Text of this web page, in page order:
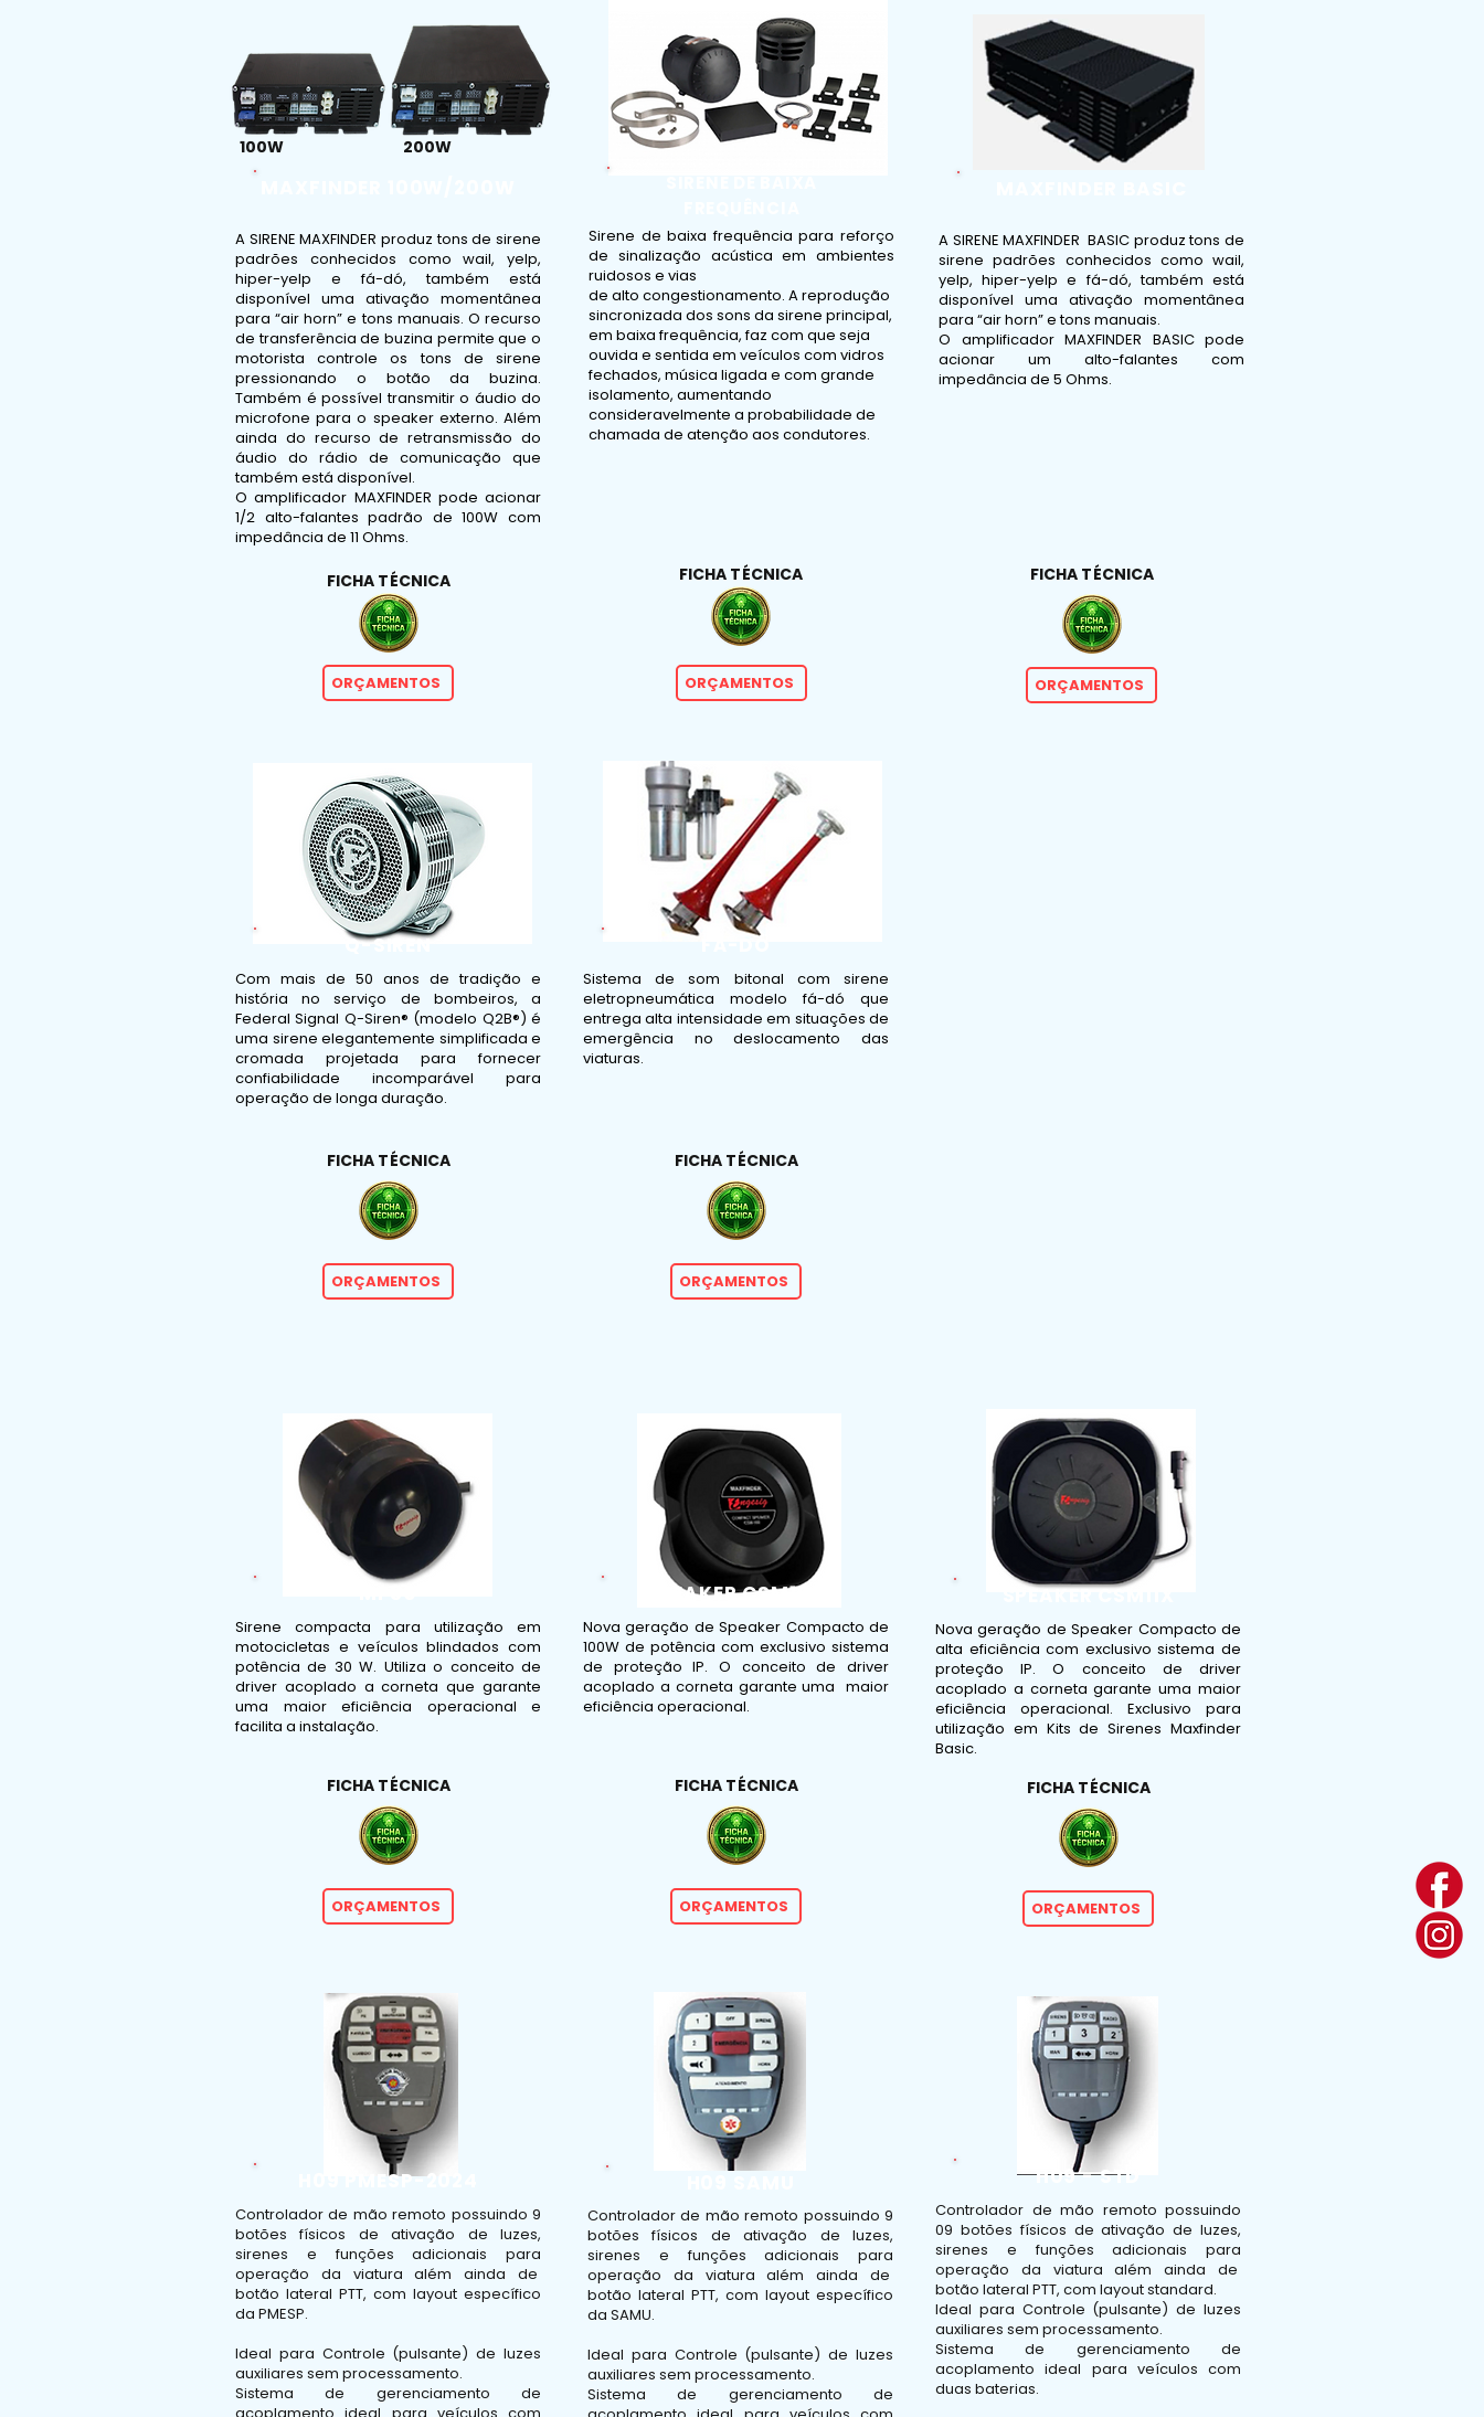
A SIRENE MAXFINDER produz tons de sirene
padrões conhecidos como wail, yelp,
hiper-yelp e fá-dó, também está
disponível uma ativação momentânea
para “air horn” e tons manuais. O recurso
de transferência de buzina permite que o
motorista controle os tons de sirene
pressionando o botão da buzina.
Também é possível transmitir o áudio do
microfone para o speaker externo. Além
ainda do recurso de retransmissão do
áudio do rádio de comunicação que
também está disponível.
O amplificador MAXFINDER pode acionar
1/2 alto-falantes padrão de 100W com
impedância de 11 Ohms.
100W 200W
FICHA TÉCNICA
ORÇAMENTOS
Com mais de 50 anos de tradição e
história no serviço de bombeiros, a
Federal Signal Q-Siren® (modelo Q2B®) é
uma sirene elegantemente simplificada e
cromada projetada para fornecer
confiabilidade incomparável para
operação de longa duração.
FICHA TÉCNICA
ORÇAMENTOS
Q-SIREN
Sirene compacta para utilização em
motocicletas e veículos blindados com
potência de 30 W. Utiliza o conceito de
driver acoplado a corneta que garante
uma maior eficiência operacional e
facilita a instalação.
FICHA TÉCNICA
ORÇAMENTOS
Controlador de mão remoto possuindo 9
botões físicos de ativação de luzes,
sirenes e funções adicionais para
operação da viatura além ainda de
botão lateral PTT, com layout específico
da PMESP.
Ideal para Controle (pulsante) de luzes
auxiliares sem processamento.
Sistema de gerenciamento de
H09 PMESP-2024
Sirene de baixa frequência para reforço
de sinalização acústica em ambientes
ruidosos e vias
de alto congestionamento. A reprodução
sincronizada dos sons da sirene principal,
em baixa frequência, faz com que seja
ouvida e sentida em veículos com vidros
fechados, música ligada e com grande
isolamento, aumentando
consideravelmente a probabilidade de
chamada de atenção aos condutores.
FICHA TÉCNICA
ORÇAMENTOS
A SIRENE MAXFINDER BASIC produz tons de
sirene padrões conhecidos como wail,
yelp, hiper-yelp e fá-dó, também está
disponível uma ativação momentânea
para “air horn” e tons manuais.
O amplificador MAXFINDER BASIC pode
acionar um alto-falantes com
impedância de 5 Ohms.
FICHA TÉCNICA
ORÇAMENTOS
Sistema de som bitonal com sirene
eletropneumática modelo fá-dó que
entrega alta intensidade em situações de
emergência no deslocamento das
viaturas.
FICHA TÉCNICA
ORÇAMENTOS
FÁ-DÓ
Nova geração de Speaker Compacto de
100W de potência com exclusivo sistema
de proteção IP. O conceito de driver
acoplado a corneta garante uma maior
eficiência operacional.
FICHA TÉCNICA
ORÇAMENTOS
SPEAKER CSM100
Nova geração de Speaker Compacto de
alta eficiência com exclusivo sistema de
proteção IP. O conceito de driver
acoplado a corneta garante uma maior
eficiência operacional. Exclusivo para
utilização em Kits de Sirenes Maxfinder
Basic.
FICHA TÉCNICA
ORÇAMENTOS
SPEAKER CSM11X
Controlador de mão remoto possuindo 9
botões físicos de ativação de luzes,
sirenes e funções adicionais para
operação da viatura além ainda de
botão lateral PTT, com layout específico
da SAMU.
Ideal para Controle (pulsante) de luzes
auxiliares sem processamento.
Sistema de gerenciamento de
Controlador de mão remoto possuindo
09 botões físicos de ativação de luzes,
sirenes e funções adicionais para
operação da viatura além ainda de
botão lateral PTT, com layout standard.
Ideal para Controle (pulsante) de luzes
auxiliares sem processamento.
Sistema de gerenciamento de
acoplamento ideal para veículos com
duas baterias.
H09 - STD